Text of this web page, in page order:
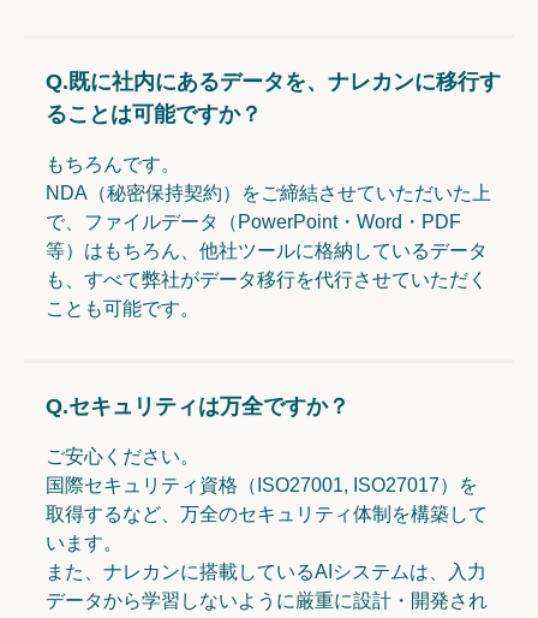
Q.既に社内にあるデータを、ナレカンに移行す
ることは可能ですか？
もちろんです。
NDA（秘密保持契約）をご締結させていただいた上
で、ファイルデータ（PowerPoint・Word・PDF
等）はもちろん、他社ツールに格納しているデータ
も、すべて弊社がデータ移行を代行させていただく
ことも可能です。
Q.セキュリティは万全ですか？
ご安心ください。
国際セキュリティ資格（ISO27001, ISO27017）を
取得するなど、万全のセキュリティ体制を構築して
います。
また、ナレカンに搭載しているAIシステムは、入力
データから学習しないように厳重に設計・開発され